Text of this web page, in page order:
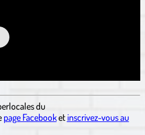
du
page Facebooketinscrivez-vous au